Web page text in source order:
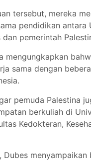
tersebut, mereka
pendidikan antara
pemerintah
mengungkapkan
sama dengan
pemuda Palestina
berkuliah di
Kedokteran,
Dubes menyampaikan